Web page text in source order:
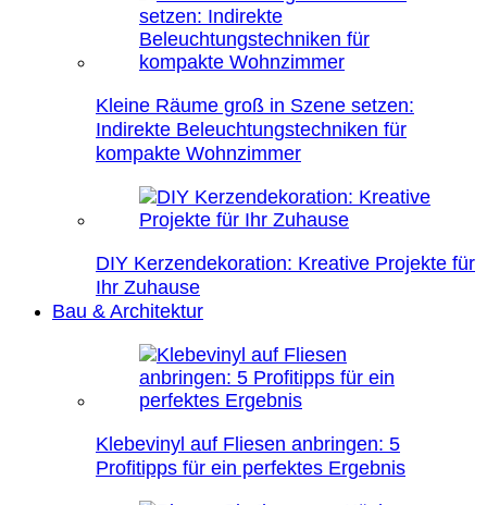
Kleine Räume groß in Szene setzen:
Indirekte Beleuchtungstechniken für
kompakte Wohnzimmer
DIY Kerzendekoration: Kreative Projekte für
Ihr Zuhause
Bau & Architektur
Klebevinyl auf Fliesen anbringen: 5
Profitipps für ein perfektes Ergebnis